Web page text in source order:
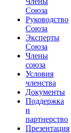
Союза
Руководство
Союза
Эксперты
Союза
Члены
союза
Условия
членства
Документы
Поддержка
и
партнерство
Презентация